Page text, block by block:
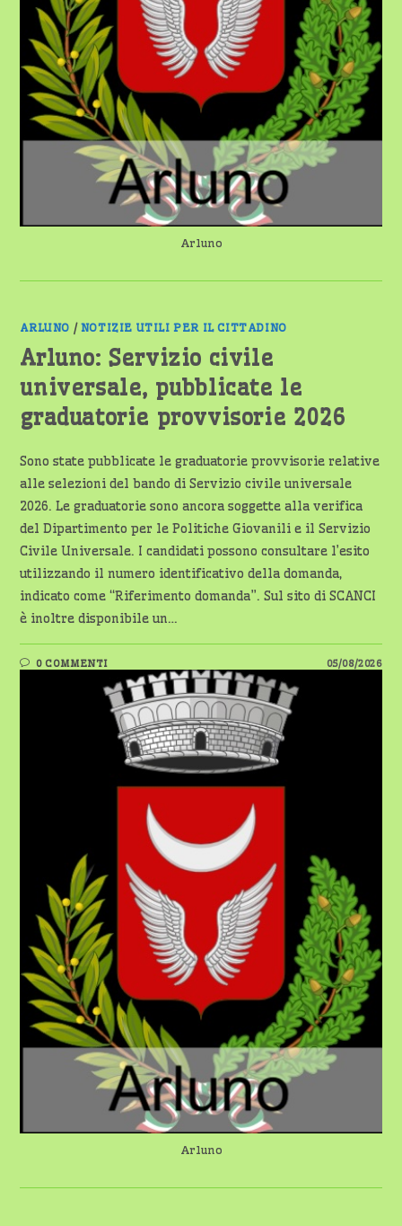
Arluno
ARLUNO / NOTIZIE UTILI PER IL CITTADINO
Arluno: Servizio civile
universale, pubblicate le
graduatorie provvisorie 2026
Sono state pubblicate le graduatorie provvisorie relative
alle selezioni del bando di Servizio civile universale
2026. Le graduatorie sono ancora soggette alla verifica
del Dipartimento per le Politiche Giovanili e il Servizio
Civile Universale. I candidati possono consultare l’esito
utilizzando il numero identificativo della domanda,
indicato come “Riferimento domanda”. Sul sito di SCANCI
è inoltre disponibile un…
0 COMMENTI 05/08/2026
Arluno